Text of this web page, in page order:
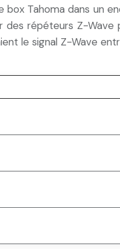
Tahoma dans un
des répéteurs Z-
le signal Z-Wave